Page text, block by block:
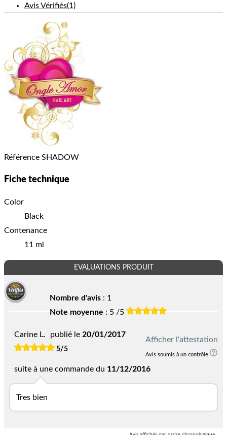
Avis Vérifiés(1)
Référence SHADOW
Fiche technique
Color
Black
Contenance
11 ml
EVALUATIONS PRODUIT
Nombre d'avis : 1
Note moyenne : 5 /5
Afficher l'attestation
Avis soumis à un contrôle
Carine L. publié le 20/01/2017
5/5
suite à une commande du 11/12/2016
Tres bien